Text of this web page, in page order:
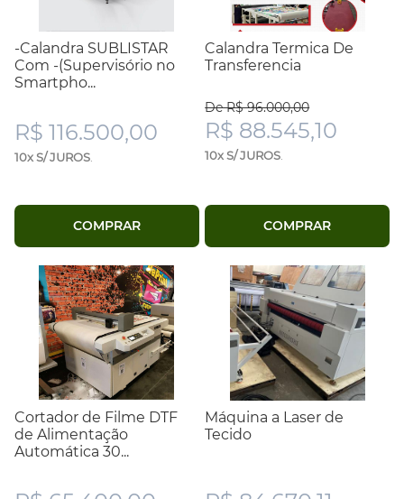
-Calandra SUBLISTAR
Com -(Supervisório no
Smartpho...
R$ 116.500,00
10x S/ JUROS
COMPRAR
Calandra Termica De
Transferencia
De R$ 96.000,00
R$ 88.545,10
10x S/ JUROS
COMPRAR
Cortador de Filme DTF
de Alimentação
Automática 30...
Máquina a Laser de
Tecido